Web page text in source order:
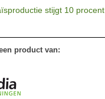
stijgt 10 procent
product van: